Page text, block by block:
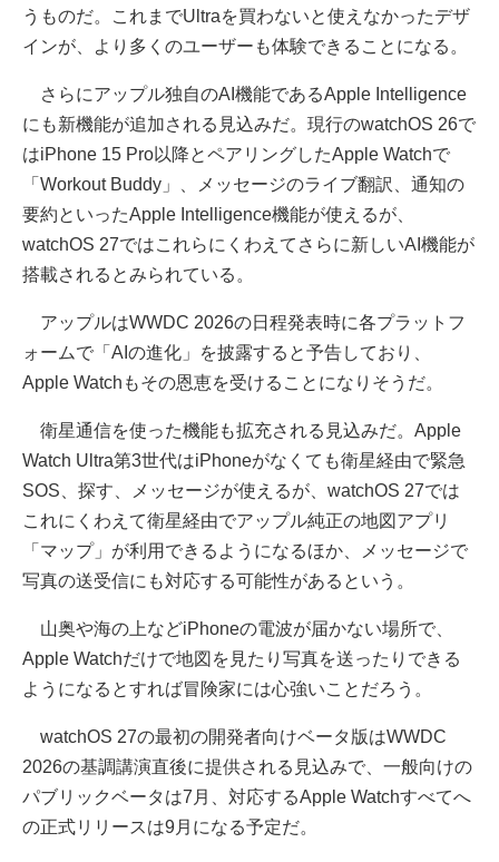
うものだ。これまでUltraを買わないと使えなかったデザ
インが、より多くのユーザーも体験できることになる。
さらにアップル独自のAI機能であるApple Intelligence
にも新機能が追加される見込みだ。現行のwatchOS 26で
はiPhone 15 Pro以降とペアリングしたApple Watchで
「Workout Buddy」、メッセージのライブ翻訳、通知の
要約といったApple Intelligence機能が使えるが、
watchOS 27ではこれらにくわえてさらに新しいAI機能が
搭載されるとみられている。
アップルはWWDC 2026の日程発表時に各プラットフ
ォームで「AIの進化」を披露すると予告しており、
Apple Watchもその恩恵を受けることになりそうだ。
衛星通信を使った機能も拡充される見込みだ。Apple
Watch Ultra第3世代はiPhoneがなくても衛星経由で緊急
SOS、探す、メッセージが使えるが、watchOS 27では
これにくわえて衛星経由でアップル純正の地図アプリ
「マップ」が利用できるようになるほか、メッセージで
写真の送受信にも対応する可能性があるという。
山奥や海の上などiPhoneの電波が届かない場所で、
Apple Watchだけで地図を見たり写真を送ったりできる
ようになるとすれば冒険家には心強いことだろう。
watchOS 27の最初の開発者向けベータ版はWWDC
2026の基調講演直後に提供される見込みで、一般向けの
パブリックベータは7月、対応するApple Watchすべてへ
の正式リリースは9月になる予定だ。